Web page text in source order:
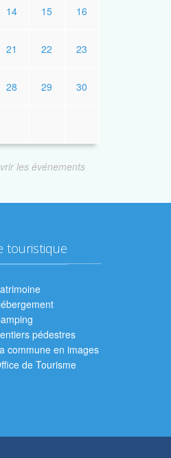
14 15 16
21 22 23
28 29 30
les événements
touristique
pédestres
commune en images
de Tourisme